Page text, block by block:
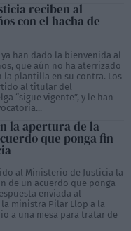
reciben al
con el hacha de
han dado la bienvenida al
que aún no ha aterrizado
la plantilla en su contra. Los
al titular del
“sigue vigente”, y le han
la apertura de la
que ponga fin
al Ministerio de Justicia la
de un acuerdo que ponga
enviada al
ministra Pilar Llop a la
a una mesa para tratar de